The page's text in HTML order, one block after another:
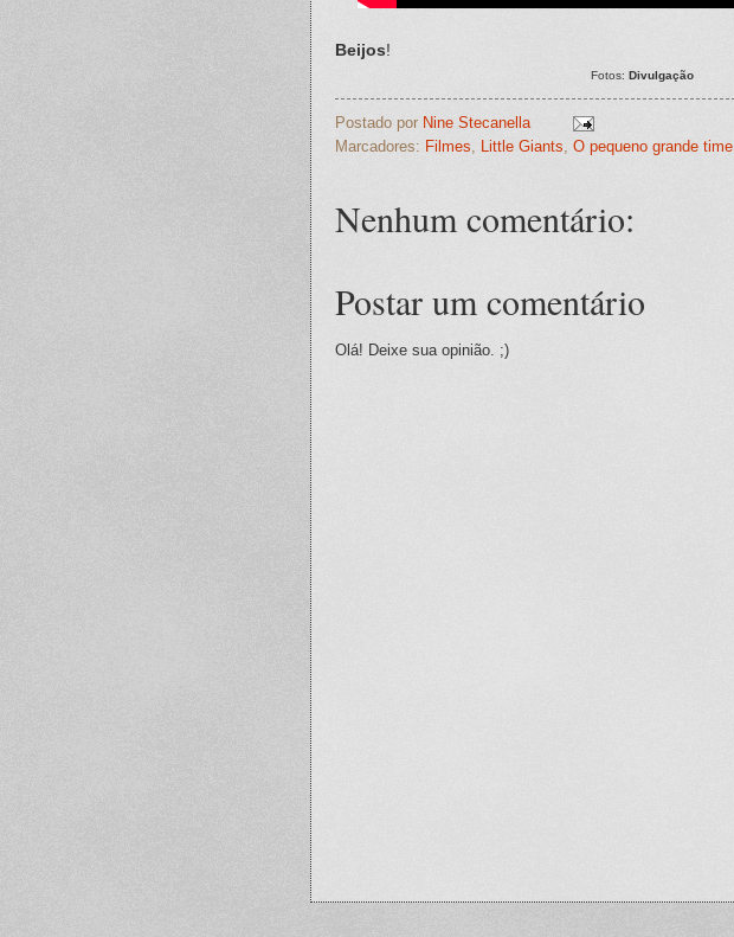
Beijos!
Fotos: Divulgação
Postado por Nine Stecanella
Marcadores: Filmes Little Giants O pequeno grande time
Nenhum comentário:
Postar um comentário
Olá! Deixe sua opinião. ;)